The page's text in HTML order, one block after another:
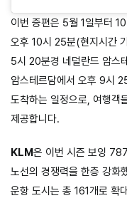
이번 증편은 5월 1일부터
오후 10시 25분(현지시간
5시 20분경 네덜란드 암스
암스테르담에서 오후 9시
도착하는 일정으로, 여행객
제공합니다.
KLM은 이번 시즌 보잉
노선의 경쟁력을 한층 강화
운항 도시는 총 161개로 확